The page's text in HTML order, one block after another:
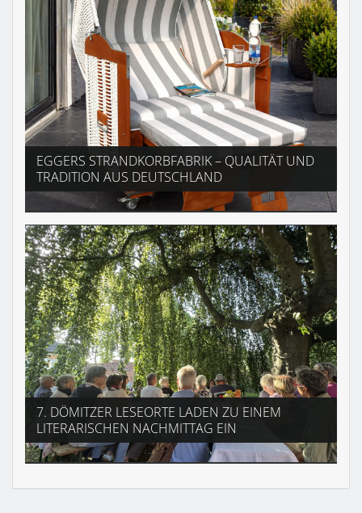
EGGERS STRANDKORBFABRIK – QUALITÄT UND
TRADITION AUS DEUTSCHLAND
7. DÖMITZER LESEORTE LADEN ZU EINEM
LITERARISCHEN NACHMITTAG EIN